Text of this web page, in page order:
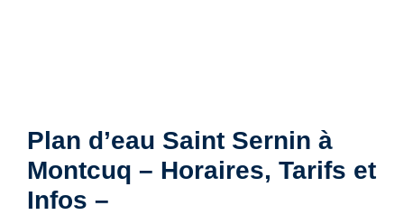
Plan d’eau Saint Sernin à
Montcuq – Horaires, Tarifs et
Infos –